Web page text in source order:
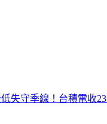
賠償毀未來」 楊母痛